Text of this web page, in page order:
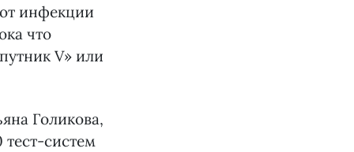
инфекции
что
V» или
Голикова,
тест-систем